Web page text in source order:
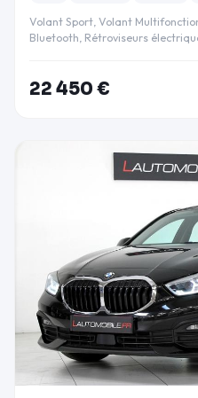
Volant Sport, Volant
Bluetooth, Rétroviseurs
22 450 €